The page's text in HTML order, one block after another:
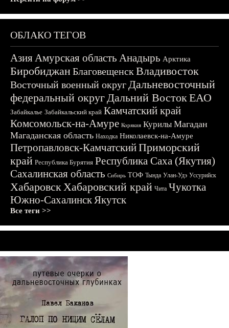
ОБЛАКО ТЕГОВ
АзияАмурская область Анадырь Арктика
БиробиджанБлаговещенскВладивосток
Восточный военный округДальневосточный
федеральный округДальний ВостокЕАО
Забайкалье Забайкальский край Камчатский край
Комсомольск-на-Амуре Корякия Курилы Магадан
Магаданская область Находка Николаевск-на-Амуре
Петропавловск-КамчатскийПриморский
край Республика Бурятия Республика Саха (Якутия)
Сахалинская область Сибирь ТОФ Тында Улан-Удэ Уссурийск
ХабаровскХабаровский край Чита Чукотка
Южно-СахалинскЯкутск
Все теги >>